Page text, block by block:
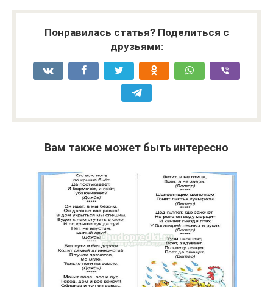
Понравилась статья? Поделиться с
друзьями:
Вам также может быть интересно